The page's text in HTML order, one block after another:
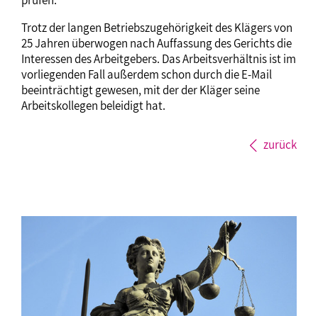
Trotz der langen Betriebszugehörigkeit des Klägers von
25 Jahren überwogen nach Auffassung des Gerichts die
Interessen des Arbeitgebers. Das Arbeitsverhältnis ist im
vorliegenden Fall außerdem schon durch die E-Mail
beeinträchtigt gewesen, mit der der Kläger seine
Arbeitskollegen beleidigt hat.
zurück